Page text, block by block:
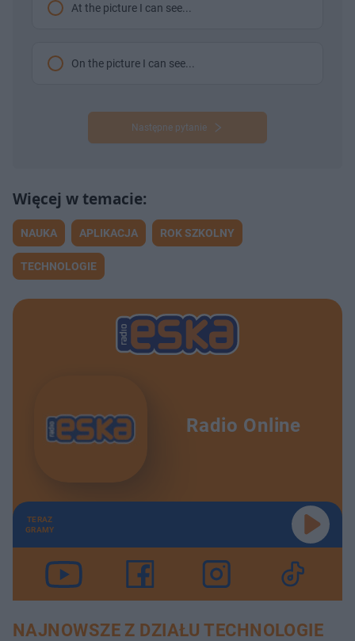
At the picture I can see...
On the picture I can see...
Następne pytanie
NAUKA APLIKACJA ROK SZKOLNY
TECHNOLOGIE
Radio Online
TERAZ
GRAMY
NAJNOWSZE Z DZIAŁU TECHNOLOGIE